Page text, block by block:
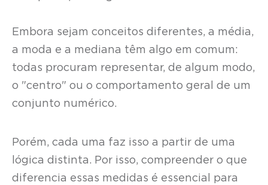
Embora sejam conceitos diferentes, a média,
a moda e a mediana têm algo em comum:
todas procuram representar, de algum modo,
o "centro" ou o comportamento geral de um
conjunto numérico.
Porém, cada uma faz isso a partir de uma
lógica distinta. Por isso, compreender o que
diferencia essas medidas é essencial para